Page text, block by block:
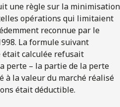
une règle sur la minimisation
opérations qui limitaient
reconnue par le
La formule suivant
calculée refusait
perte – la partie de la perte
à la valeur du marché réalisé
était déductible.